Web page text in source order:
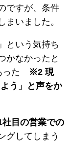
ですが、条件
まいました。
という気持ち
かなかったと
った ※2 現
う」と声をか
目の営業での
グしてしまう